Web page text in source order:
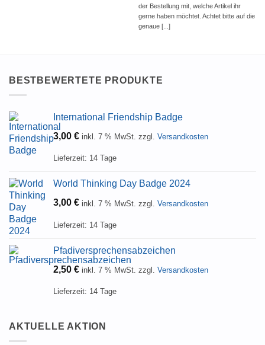
der Bestellung mit, welche Artikel ihr
gerne haben möchtet. Achtet bitte auf die
genaue [...]
BESTBEWERTETE PRODUKTE
International Friendship Badge
3,00 € inkl. 7 % MwSt. zzgl. Versandkosten
Lieferzeit: 14 Tage
World Thinking Day Badge 2024
3,00 € inkl. 7 % MwSt. zzgl. Versandkosten
Lieferzeit: 14 Tage
Pfadiversprechensabzeichen
2,50 € inkl. 7 % MwSt. zzgl. Versandkosten
Lieferzeit: 14 Tage
AKTUELLE AKTION